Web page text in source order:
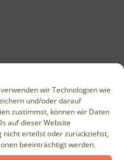
wir Technologien wie
und/oder darauf
zustimmst, können wir Daten
auf dieser Website
nicht erteilst oder zurückziehst,
beeinträchtigt werden.